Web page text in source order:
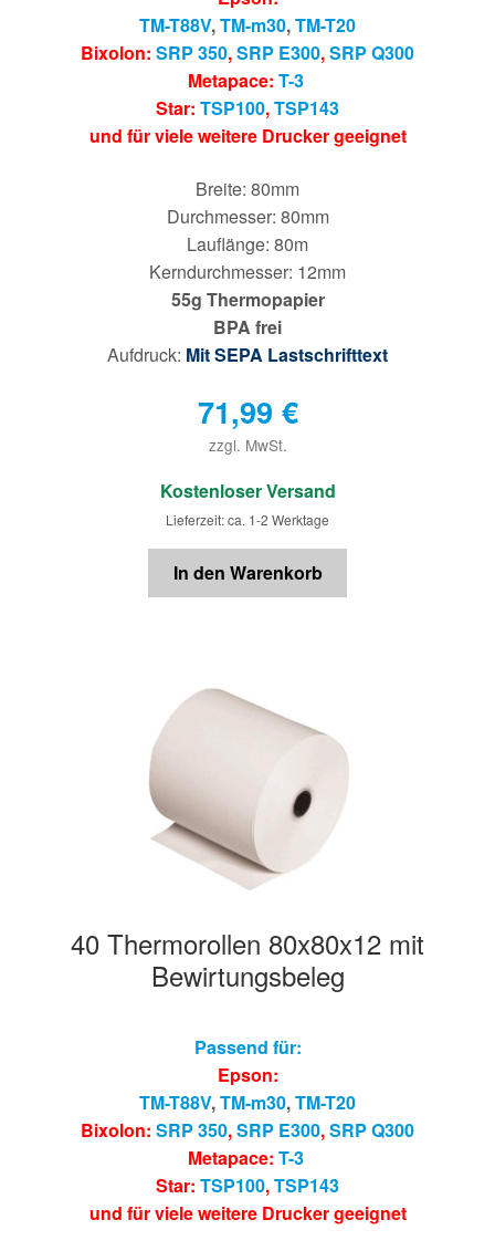
TM-T88V,TM-m30,TM-T20
Bixolon: SRP 350,SRP E300,SRP Q300
Metapace: T-3
Star: TSP100,TSP143
und für viele weitere Drucker geeignet
Breite: 80mm
Durchmesser: 80mm
Lauflänge: 80m
Kerndurchmesser: 12mm
55g Thermopapier
BPA frei
Aufdruck: Mit SEPA Lastschrifttext
71,99 €
zzgl. MwSt.
€
Kostenloser Versand
Lieferzeit: ca. 1-2 Werktage
In den Warenkorb
40 Thermorollen 80x80x12 mit
Bewirtungsbeleg
Passend für:
Epson:
TM-T88V,TM-m30,TM-T20
Bixolon: SRP 350,SRP E300,SRP Q300
Metapace: T-3
Star: TSP100,TSP143
und für viele weitere Drucker geeignet